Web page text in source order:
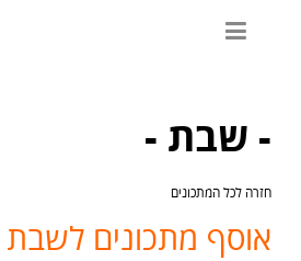
- שבת -
חזרה לכל המתכונים
אוסף מתכונים